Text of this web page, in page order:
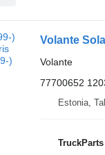
Volante
Volante
77700652
Estonia,